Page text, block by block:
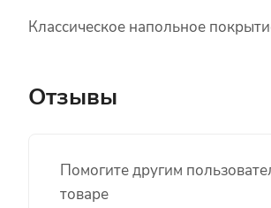
Классическое напольное
Отзывы
Помогите другим
товаре